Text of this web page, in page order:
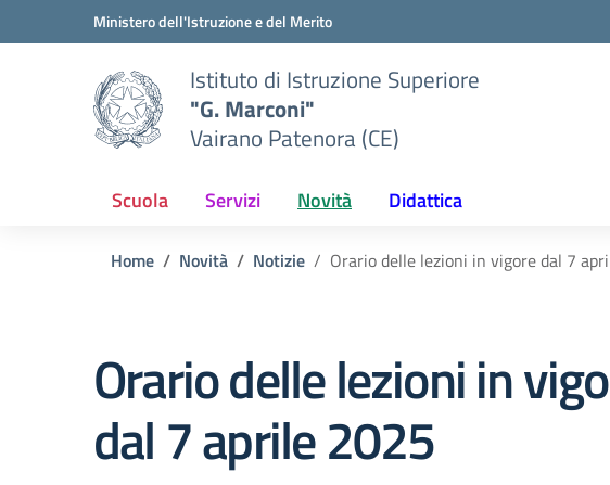
Vai ai contenuti
Vai al menu di navigazioneMinistero dell'Istruzione e del Merito
Istituto di Istruzione Superiore
"G. Marconi"
Vairano Patenora (CE)
Scuola Servizi Novità Didattica
Home Novità Notizie Orario delle lezioni in vigore dal 7
Orario delle lezioni in
dal 7 aprile 2025